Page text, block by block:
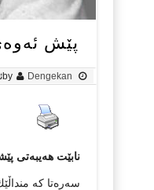
پێش
by Dengekan
نابێت هه‌یبه‌تی
سه‌ره‌تا كه‌